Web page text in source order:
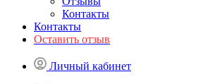
Контакты
Контакты
Оставить отзыв
Личный кабинет